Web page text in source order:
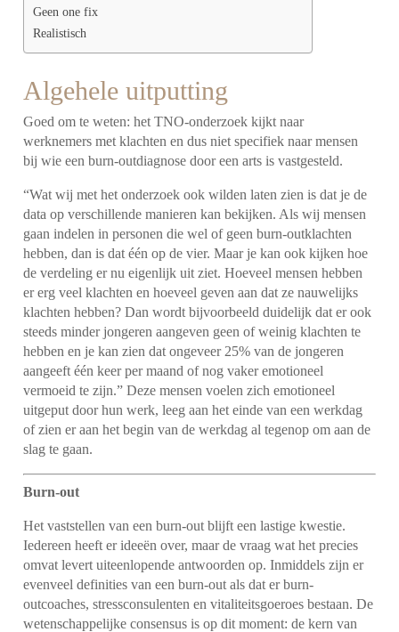
Geen one fix
Realistisch
Algehele uitputting
Goed om te weten: het TNO-onderzoek kijkt naar
werknemers met klachten en dus niet specifiek naar mensen
bij wie een burn-outdiagnose door een arts is vastgesteld.
“Wat wij met het onderzoek ook wilden laten zien is dat je de
data op verschillende manieren kan bekijken. Als wij mensen
gaan indelen in personen die wel of geen burn-outklachten
hebben, dan is dat één op de vier. Maar je kan ook kijken hoe
de verdeling er nu eigenlijk uit ziet. Hoeveel mensen hebben
er erg veel klachten en hoeveel geven aan dat ze nauwelijks
klachten hebben?Dan wordt bijvoorbeeld duidelijk dat er ook
steeds minder jongeren aangeven geen of weinig klachten te
hebben en je kan zien dat ongeveer 25% van de jongeren
aangeeft één keer per maand of nog vaker emotioneel
vermoeid te zijn.” Deze mensen voelen zich emotioneel
uitgeput door hun werk, leeg aan het einde van een werkdag
of zien er aan het begin van de werkdag al tegenop om aan de
slag te gaan.
Burn-out
Het vaststellen van een burn-out blijft een lastige kwestie.
Iedereen heeft er ideeën over, maar de vraag wat het precies
omvat levert uiteenlopende antwoorden op.Inmiddels zijn er
evenveel definities van een burn-out als dat er burn-
outcoaches, stressconsulenten en vitaliteitsgoeroes bestaan. De
wetenschappelijke consensus is op dit moment: de kern van